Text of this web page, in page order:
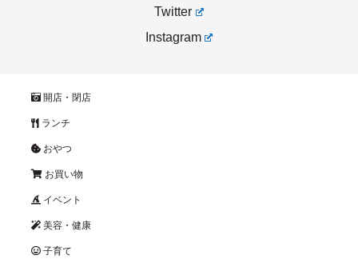
Twitter
Instagram
開店・閉店
ランチ
おやつ
お買い物
イベント
美容・健康
子育て